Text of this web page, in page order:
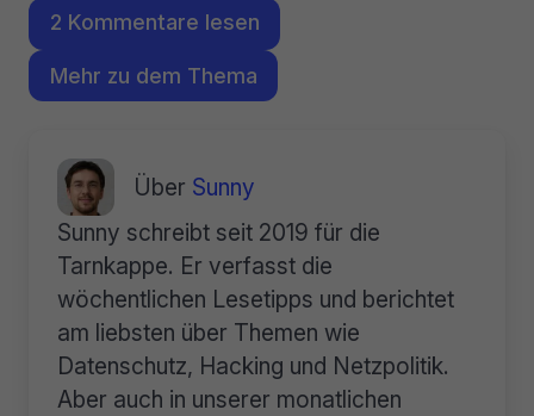
2 Kommentare lesen
Mehr zu dem Thema
Über Sunny
Sunny schreibt seit 2019 für die
Tarnkappe. Er verfasst die
wöchentlichen Lesetipps und berichtet
am liebsten über Themen wie
Datenschutz, Hacking und Netzpolitik.
Aber auch in unserer monatlichen